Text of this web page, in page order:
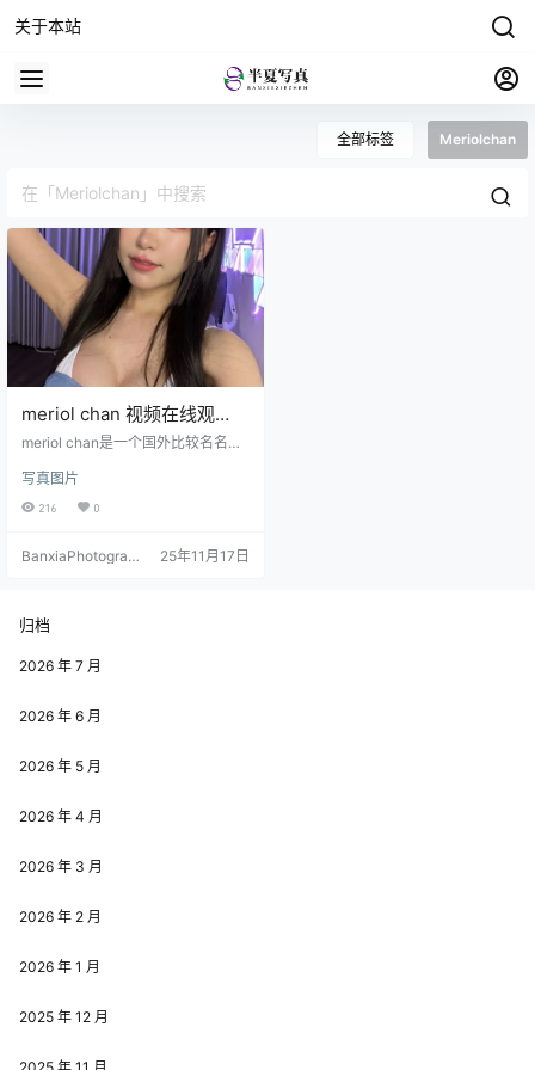
关于本站
全部标签 Meriolchan
meriol chan 视频在线观
看，典型的亚洲面孔，内容
meriol chan是一个国外比较名名的
游戏或者动漫的人物，如果你经常
关注，国外的一些社交媒体，你应
右，经常在一些社交媒体分享的她
meri OF:meriolchan X:meriol_chan
Youtube:m…
写真图片
216 0
BanxiaPhotograp
25年11月17日
归档
2026 年 7 月
2026 年 6 月
2026 年 5 月
2026 年 4 月
2026 年 3 月
2026 年 2 月
2026 年 1 月
2025 年 12 月